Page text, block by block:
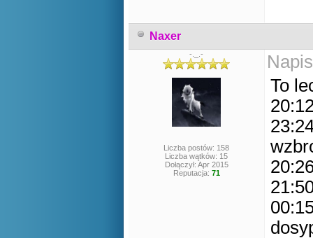
Naxer
-._.-
Liczba postów: 158
Liczba wątków: 15
Dołączył: Apr 2015
Reputacja: 71
To